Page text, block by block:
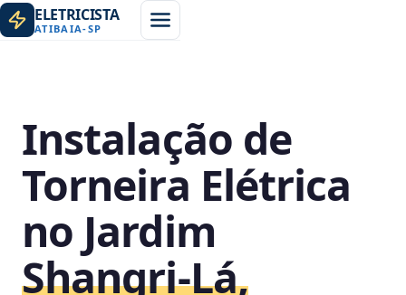
ELETRICISTA
ATIBAIA-SP
Instalação de
Torneira Elétrica
no Jardim
Shangri-Lá,